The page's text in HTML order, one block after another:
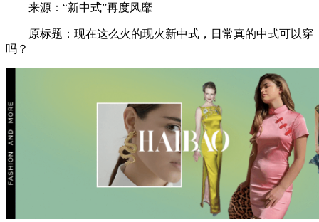
来源：“新中式”再度风靡
原标题：现在这么火的现火新中式，日常真的中式可以穿
吗？